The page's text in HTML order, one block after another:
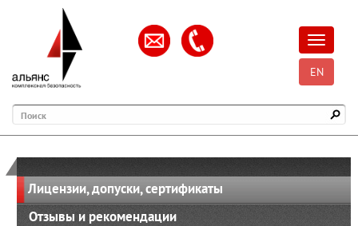
EN
Поиск
Лицензии, допуски, сертификаты
Отзывы и рекомендации